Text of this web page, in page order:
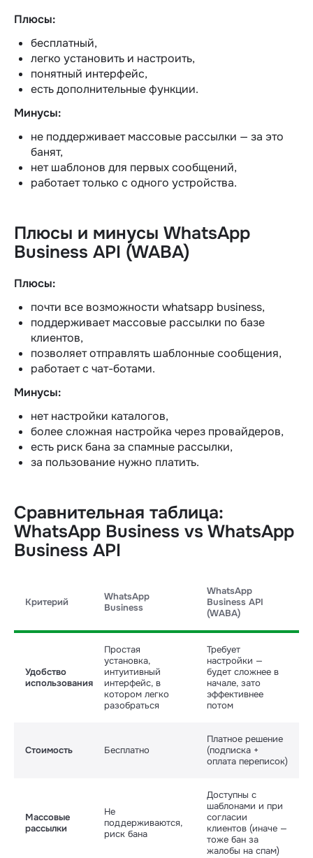
Плюсы:
бесплатный,
легко установить и настроить,
понятный интерфейс,
есть дополнительные функции.
Минусы:
не поддерживает массовые рассылки — за это
банят,
нет шаблонов для первых сообщений,
работает только с одного устройства.
Плюсы и минусы WhatsApp
Business API (WABA)
Плюсы:
почти все возможности whatsapp business,
поддерживает массовые рассылки по базе
клиентов,
позволяет отправлять шаблонные сообщения,
работает с чат-ботами.
Минусы:
нет настройки каталогов,
более сложная настройка через провайдеров,
есть риск бана за спамные рассылки,
за пользование нужно платить.
Сравнительная таблица:
WhatsApp Business vs WhatsApp
Business API
Критерий
WhatsApp
Business
WhatsApp
Business API
(WABA)
Удобство
использования
Простая
установка,
интуитивный
интерфейс, в
котором легко
разобраться
Требует
настройки —
будет сложнее в
начале, зато
эффективнее
потом
Стоимость Бесплатно
Платное решение
(подписка +
оплата переписок)
Массовые
рассылки
Не
поддерживаются,
риск бана
Доступны с
шаблонами и при
согласии
клиентов (иначе —
тоже бан за
жалобы на спам)